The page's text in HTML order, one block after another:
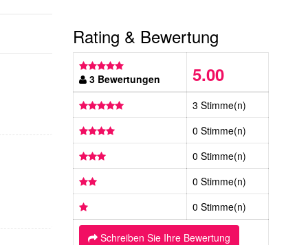
Rating & Bewertung
3 Bewertungen 5.00
3 Stimme(n)
0 Stimme(n)
0 Stimme(n)
0 Stimme(n)
0 Stimme(n)
Schreiben Sie Ihre Bewertung